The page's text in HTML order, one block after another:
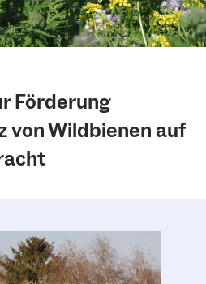
Förderung
von Wildbienen auf